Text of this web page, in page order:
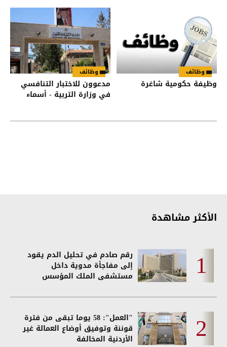
وظائف
وظيفة حكومية شاغرة
وظائف
مدعوون للاختبار التنافسي
في وزارة التربية - أسماء
الأكثر مشاهدة
رقم صادم في تحليل الدم يقود
إلى مفاجأة مدوية داخل
مستشفى الملك المؤسس
"العمل": 58 يوما تبقى من فترة
قوننة وتوفيق أوضاع العمالة غير
الأردنية المخالفة